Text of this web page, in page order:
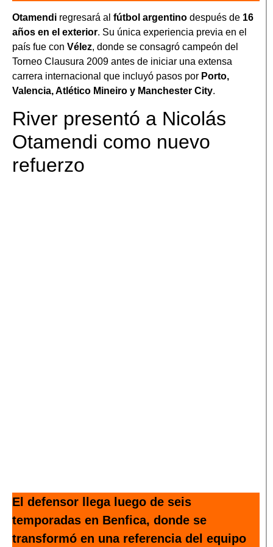
Otamendi regresará al fútbol argentino después de 16
años en el exterior. Su única experiencia previa en el
país fue con Vélez, donde se consagró campeón del
Torneo Clausura 2009 antes de iniciar una extensa
carrera internacional que incluyó pasos por Porto,
Valencia, Atlético Mineiro y Manchester City.
River presentó a Nicolás
Otamendi como nuevo
refuerzo
El defensor llega luego de seis
temporadas en Benfica, donde se
transformó en una referencia del equipo